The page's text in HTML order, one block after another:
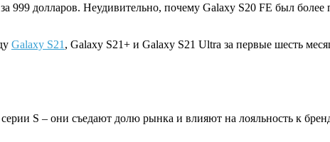
долларов. Неудивительно, почему Galaxy S20 FE был более
Galaxy S21 , Galaxy S21+ и Galaxy S21 Ultra за первые шесть
S – они съедают долю рынка и влияют на лояльность к